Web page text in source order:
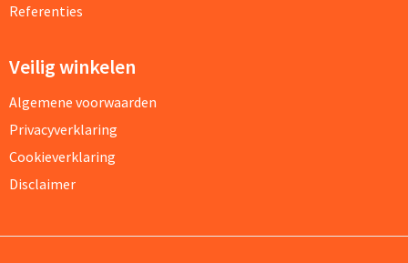
Referenties
Veilig winkelen
Algemene voorwaarden
Privacyverklaring
Cookieverklaring
Disclaimer